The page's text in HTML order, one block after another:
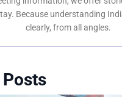
Because understanding
clearly, from all angles.